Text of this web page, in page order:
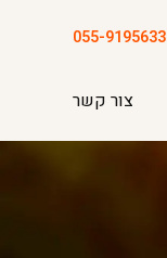
055-9195633
צור קשר